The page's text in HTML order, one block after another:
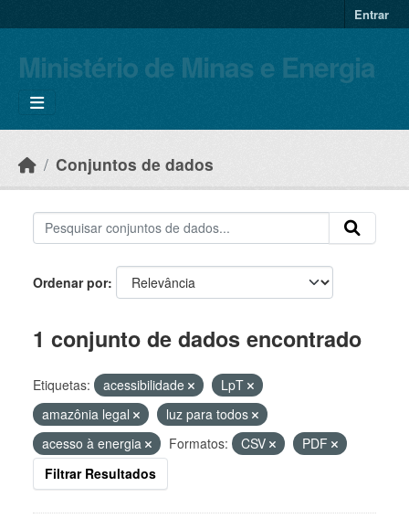
Entrar
Ministério de Minas e Energia
Conjuntos de dados
Ordenar por
1 conjunto de dados encontrado
Etiquetas: acessibilidade
LpT
amazônia legal
luz para todos
acesso à energia
Formatos: CSV
PDF
Filtrar Resultados